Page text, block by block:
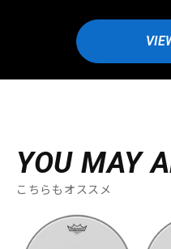
YOU MAY
こちらもオススメ